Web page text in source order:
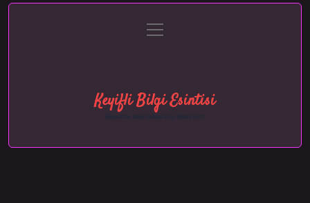
Gizlilik Politikası
menüyü
aç
Keyifli Bilgi Esintisi
Hayatına neşe katan kısa hikayeler!